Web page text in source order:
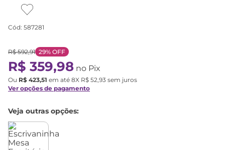
Cód: 587281
R$ 592,91 29% OFF
R$ 359,98 no Pix
Ou R$ 423,51 em até 8X R$ 52,93 sem juros
Ver opções de pagamento
Veja outras opções: